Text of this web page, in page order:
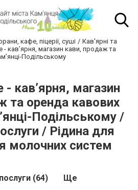
кафе, піцерії, суші
Кав'ярні та
- кав’ярня, магазин кави, продаж та
Подільському
- кав’ярня, магазин
та оренда кавових
Подільському /
/ Рідина для
молочних систем
(64) Ще